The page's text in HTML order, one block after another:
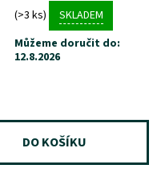
(>3 ks)
SKLADEM
Můžeme doručit do:
12.8.2026